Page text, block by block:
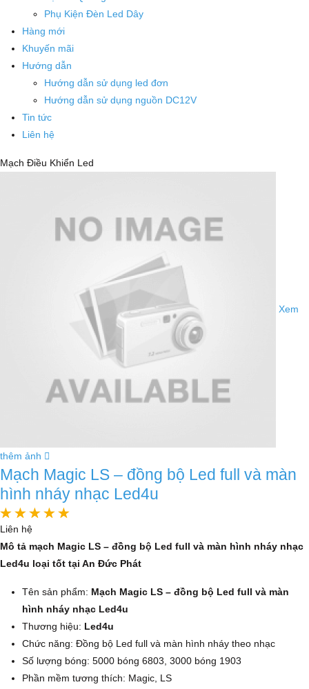
Phụ Kiện Đèn Led Dây
Hàng mới
Khuyến mãi
Hướng dẫn
Hướng dẫn sử dụng led đơn
Hướng dẫn sử dụng nguồn DC12V
Tin tức
Liên hệ
Mạch Điều Khiển Led
Xem
thêm ảnh
Mạch Magic LS – đồng bộ Led full và màn
hình nháy nhạc Led4u
Liên hệ
Mô tả mạch Magic LS – đồng bộ Led full và màn hình nháy nhạc
Led4u loại tốt tại An Đức Phát
Tên sản phẩm: Mạch Magic LS – đồng bộ Led full và màn
hình nháy nhạc Led4u
Thương hiệu: Led4u
Chức năng: Đồng bộ Led full và màn hình nháy theo nhạc
Số lượng bóng: 5000 bóng 6803, 3000 bóng 1903
Phần mềm tương thích: Magic, LS